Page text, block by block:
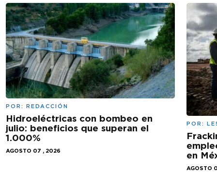
POR: REDACCIÓN
Hidroeléctricas con bombeo en
julio: beneficios que superan el
1.000%
AGOSTO 07 , 2026
POR:
en
AGOSTO